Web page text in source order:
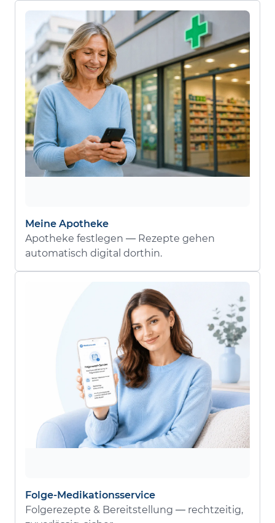
Meine Apotheke
Apotheke festlegen — Rezepte gehen
automatisch digital dorthin.
Folge-Medikationsservice
Folgerezepte & Bereitstellung — rechtzeitig,